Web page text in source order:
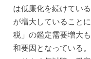
は低廉化を続けてい
が増大していること
税」の鑑定需要増大
和要因となっている。